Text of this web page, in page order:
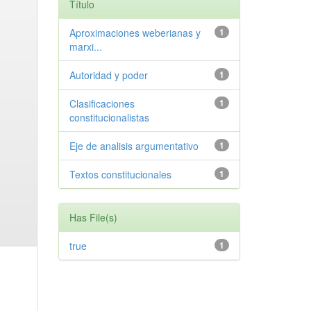
Título
1
Aproximaciones weberianas y
marxi...
1
Autoridad y poder
1
Clasificaciones
constitucionalistas
1
Eje de analisis argumentativo
1
Textos constitucionales
Has File(s)
1
true